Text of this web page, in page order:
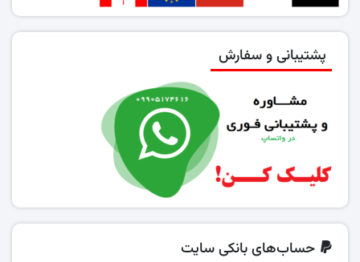
پشتیبانی و سفارش
حساب‌های بانکی سایت